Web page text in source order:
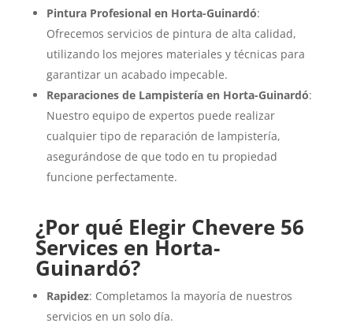
Pintura Profesional en Horta-Guinardó:
Ofrecemos servicios de pintura de alta calidad,
utilizando los mejores materiales y técnicas para
garantizar un acabado impecable.
Reparaciones de Lampistería en Horta-Guinardó:
Nuestro equipo de expertos puede realizar
cualquier tipo de reparación de lampistería,
asegurándose de que todo en tu propiedad
funcione perfectamente.
¿Por qué Elegir Chevere 56
Services en Horta-
Guinardó?
Rapidez: Completamos la mayoría de nuestros
servicios en un solo día.